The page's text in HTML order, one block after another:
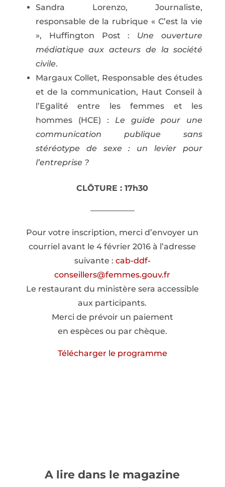
Sandra Lorenzo, Journaliste,
responsable de la rubrique « C’est la vie
», Huffington Post : Une ouverture
médiatique aux acteurs de la société
civile.
Margaux Collet, Responsable des études
et de la communication, Haut Conseil à
l’Egalité entre les femmes et les
hommes (HCE) : Le guide pour une
communication publique sans
stéréotype de sexe : un levier pour
l’entreprise ?
CLÔTURE : 17h30
—————–
Pour votre inscription, merci d’envoyer un
courriel avant le 4 février 2016 à l’adresse
suivante : cab-ddf-
conseillers@femmes.gouv.fr
Le restaurant du ministère sera accessible
aux participants.
Merci de prévoir un paiement
en espèces ou par chèque.
Télécharger le programme
A lire dans le magazine